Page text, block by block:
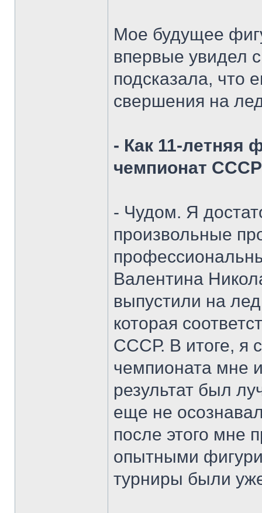
Мое будущее
впервые увидел
подсказала, что
свершения на
- Как 11-летняя
чемпионат
- Чудом. Я
произвольные
Валентина
выпустили на
которая
СССР. В итоге, я
чемпионата мне
результат был
еще не
после этого мне
опытными
турниры были